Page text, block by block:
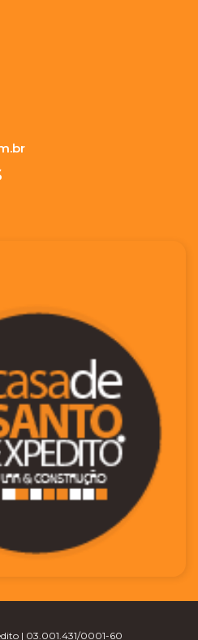
| 03.001.431/0001-60